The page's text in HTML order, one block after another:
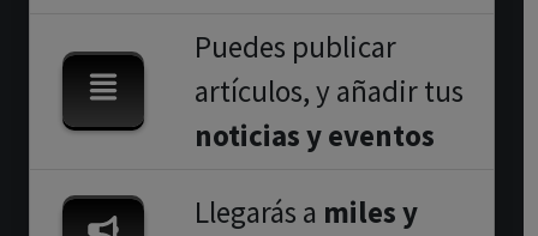
Puedes publicar
artículos, y añadir tus
noticias y eventos
Llegarás a miles y